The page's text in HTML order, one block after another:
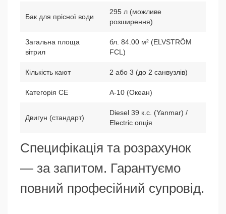
Бак для прісної води
295 л (можливе
розширення)
Загальна площа
вітрил
бл. 84.00 м² (ELVSTRÖM
FCL)
Кількість кают 2 або 3 (до 2 санвузлів)
Категорія CE A-10 (Океан)
Двигун (стандарт)
Diesel 39 к.с. (Yanmar) /
Electric опція
Специфікація та розрахунок
— за запитом. Гарантуємо
повний професійний супровід.